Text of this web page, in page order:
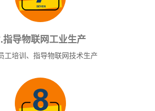
指导物联网工业生产
工培训、指导物联网技术生产